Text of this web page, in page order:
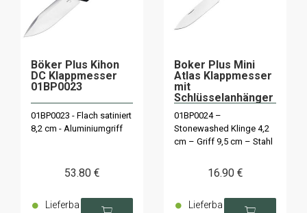
Böker Plus Kihon
DC Klappmesser
01BP0023
01BP0023 - Flach satiniert
8,2 cm - Aluminiumgriff
53.80 €
Lieferba
Boker Plus Mini
Atlas Klappmesser
mit
Schlüsselanhänger
01BP0024 –
Stonewashed Klinge 4,2
cm – Griff 9,5 cm – Stahl
16.90 €
Lieferba